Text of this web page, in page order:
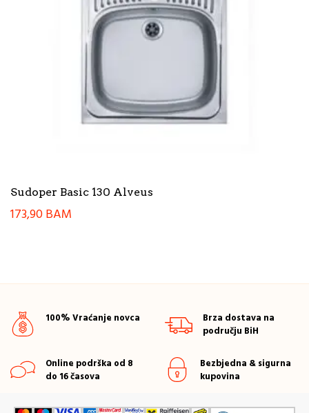
Sudoper Basic 130 Alveus
173,90BAM
100% Vraćanje novca
Brza dostava na
području BiH
Online podrška od 8
do 16 časova
Bezbjedna & sigurna
kupovina